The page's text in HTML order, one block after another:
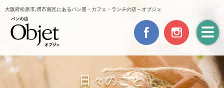
大阪府松原市,堺市南区にあるパン屋・カフェ・ランチの店～オブジェ
日々のこと